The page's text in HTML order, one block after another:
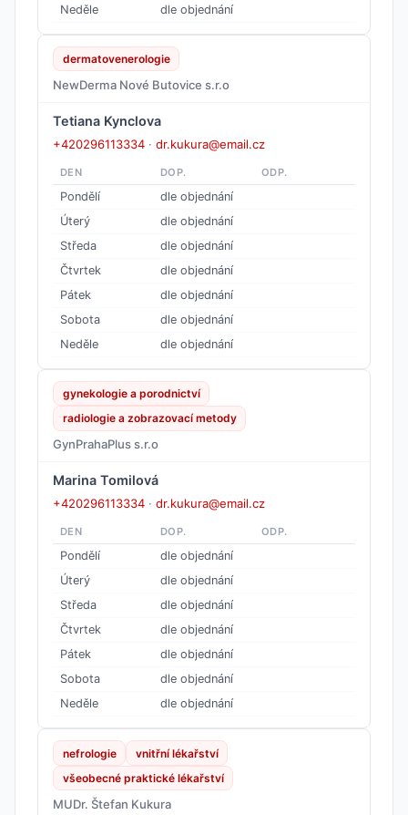
Neděle
dle objednání
dermatovenerologie
NewDerma Nové Butovice s.r.o
Tetiana Kynclova
+420296113334 · dr.kukura@email.cz
DEN DOP. ODP.
Pondělí
dle objednání
Úterý
dle objednání
Středa
dle objednání
Čtvrtek
dle objednání
Pátek
dle objednání
Sobota
dle objednání
Neděle
dle objednání
gynekologie a porodnictví
radiologie a zobrazovací metody
GynPrahaPlus s.r.o
Marina Tomilová
+420296113334 · dr.kukura@email.cz
DEN DOP. ODP.
Pondělí
dle objednání
Úterý
dle objednání
Středa
dle objednání
Čtvrtek
dle objednání
Pátek
dle objednání
Sobota
dle objednání
Neděle
dle objednání
nefrologie
vnitřní lékařství
všeobecné praktické lékařství
MUDr. Štefan Kukura